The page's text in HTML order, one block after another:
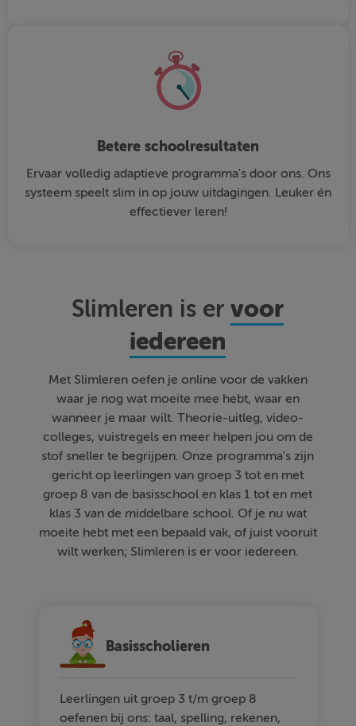
Betere schoolresultaten
Ervaar volledig adaptieve programma's door ons. Ons
systeem speelt slim in op jouw uitdagingen. Leuker én
effectiever leren!
Slimleren is ervoor
iedereen
Met Slimleren oefen je online voor de vakken
waar je nog wat moeite mee hebt, waar en
wanneer je maar wilt. Theorie-uitleg, video-
colleges, vuistregels en meer helpen jou om de
stof sneller te begrijpen. Onze programma's zijn
gericht op leerlingen van groep 3 tot en met
groep 8 van de basisschool en klas 1 tot en met
klas 3 van de middelbare school. Of je nu wat
moeite hebt met een bepaald vak, of juist vooruit
wilt werken; Slimleren is er voor iedereen.
Basisscholieren
Leerlingen uit groep 3 t/m groep 8
oefenen bij ons: taal, spelling, rekenen,